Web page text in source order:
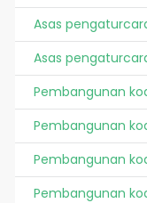
Asas
Asas
Pembangunan
Pembangunan
Pembangunan
Pembangunan